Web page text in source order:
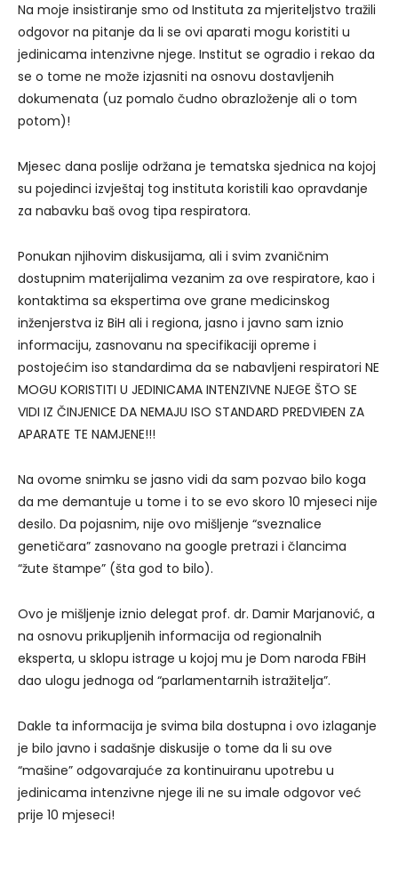
Na moje insistiranje smo od Instituta za mjeriteljstvo tražili
odgovor na pitanje da li se ovi aparati mogu koristiti u
jedinicama intenzivne njege. Institut se ogradio i rekao da
se o tome ne može izjasniti na osnovu dostavljenih
dokumenata (uz pomalo čudno obrazloženje ali o tom
potom)!
Mjesec dana poslije održana je tematska sjednica na kojoj
su pojedinci izvještaj tog instituta koristili kao opravdanje
za nabavku baš ovog tipa respiratora.
Ponukan njihovim diskusijama, ali i svim zvaničnim
dostupnim materijalima vezanim za ove respiratore, kao i
kontaktima sa ekspertima ove grane medicinskog
inženjerstva iz BiH ali i regiona, jasno i javno sam iznio
informaciju, zasnovanu na specifikaciji opreme i
postojećim iso standardima da se nabavljeni respiratori NE
MOGU KORISTITI U JEDINICAMA INTENZIVNE NJEGE ŠTO SE
VIDI IZ ČINJENICE DA NEMAJU ISO STANDARD PREDVIĐEN ZA
APARATE TE NAMJENE!!!
Na ovome snimku se jasno vidi da sam pozvao bilo koga
da me demantuje u tome i to se evo skoro 10 mjeseci nije
desilo. Da pojasnim, nije ovo mišljenje “sveznalice
genetičara” zasnovano na google pretrazi i člancima
“žute štampe” (šta god to bilo).
Ovo je mišljenje iznio delegat prof. dr. Damir Marjanović, a
na osnovu prikupljenih informacija od regionalnih
eksperta, u sklopu istrage u kojoj mu je Dom naroda FBiH
dao ulogu jednoga od “parlamentarnih istražitelja”.
Dakle ta informacija je svima bila dostupna i ovo izlaganje
je bilo javno i sadašnje diskusije o tome da li su ove
“mašine” odgovarajuće za kontinuiranu upotrebu u
jedinicama intenzivne njege ili ne su imale odgovor već
prije 10 mjeseci!